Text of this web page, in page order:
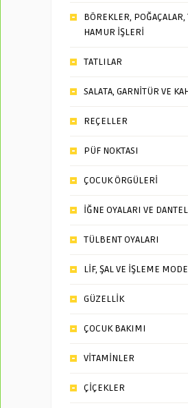
BÖREKLER,
HAMUR İŞLERİ
TATLILAR
SALATA, GARNİTÜR VE
REÇELLER
PÜF NOKTASI
ÇOCUK ÖRGÜLERİ
İĞNE OYALARI VE
TÜLBENT OYALARI
LİF, ŞAL VE İŞLEME
GÜZELLİK
ÇOCUK BAKIMI
VİTAMİNLER
ÇİÇEKLER